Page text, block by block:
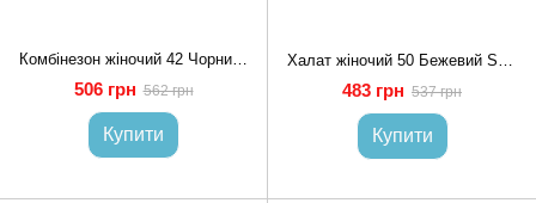
Комбінезон жіночий 42 Чорний STREET FASHION (713615-42)
506 грн 562 грн
Купити
Халат жіночий 50 Бежевий STASS MODA (715810-50)
483 грн 537 грн
Купити